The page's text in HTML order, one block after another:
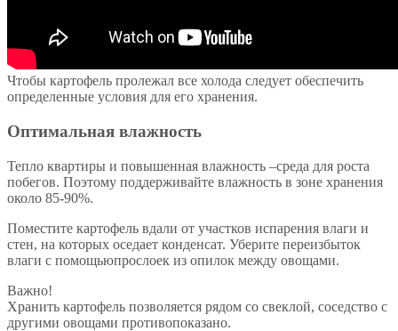
Чтобы картофель пролежал все холода следует обеспечить
определенные условия для его хранения.
Оптимальная влажность
Тепло квартиры и повышенная влажность –среда для роста
побегов. Поэтому поддерживайте влажность в зоне хранения
около 85-90%.
Поместите картофель вдали от участков испарения влаги и
стен, на которых оседает конденсат. Уберите переизбыток
влаги с помощьюпрослоек из опилок между овощами.
Важно!
Хранить картофель позволяется рядом со свеклой, соседство с
другими овощами противопоказано.